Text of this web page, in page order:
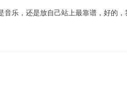
音乐，还是放自己站上最靠谱，好的